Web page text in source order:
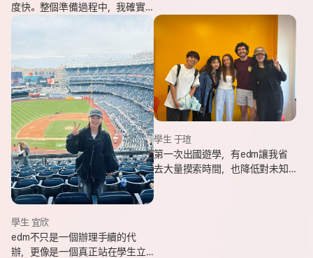
度快。整個準備過程中，我確實
也感受到edm的用心與專業。抵
學生 宜欣
edm不只是一個辦理手續的代
辦，更像是一個真正站在學生立
學生 于瑄
第一次出國遊學，有edm讓我省
去大量摸索時間，也降低對未知